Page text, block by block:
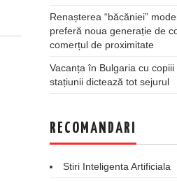
Renașterea “băcăniei”
preferă noua generație de
comerțul de proximitate
Vacanța în Bulgaria cu
stațiunii dictează tot sejurul
RECOMANDARI
Stiri Inteligenta Artificiala